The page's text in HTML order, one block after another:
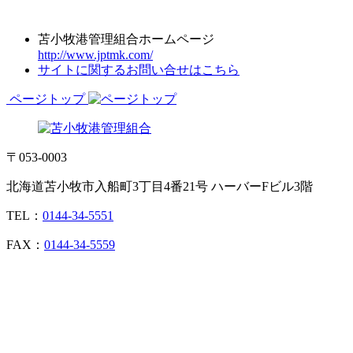
苫小牧港管理組合ホームページ
http://www.jptmk.com/
サイトに関するお問い合せはこちら
ページトップ
〒053-0003
北海道苫小牧市入船町3丁目4番21号 ハーバーFビル3階
TEL： 0144-34-5551
FAX： 0144-34-5559